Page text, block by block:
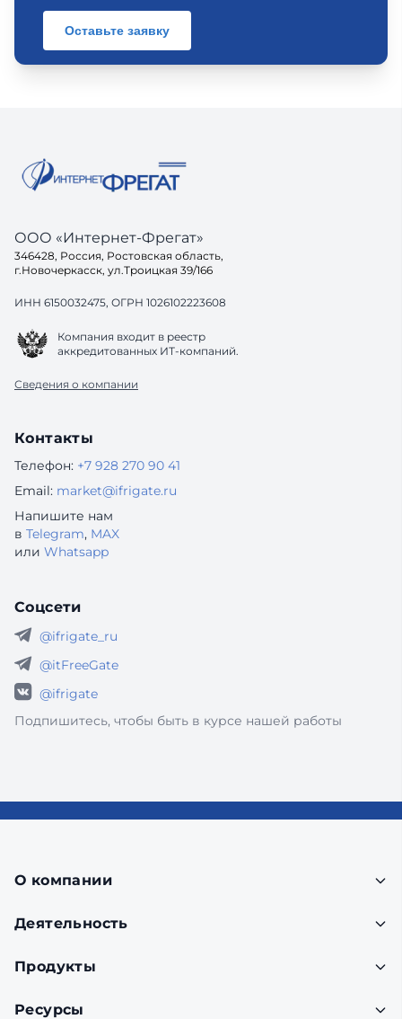
Оставьте заявку
ООО «Интернет-Фрегат»
346428, Россия, Ростовская область,
г.Новочеркасск, ул.Троицкая 39/166
ИНН 6150032475, ОГРН 1026102223608
Компания входит в реестр
аккредитованных ИТ-компаний.
Сведения о компании
Контакты
Телефон: +7 928 270 90 41
Email: market@ifrigate.ru
Напишите нам
в Telegram, MAX
или Whatsapp
Соцсети
@ifrigate_ru
@itFreeGate
@ifrigate
Подпишитесь, чтобы быть в курсе нашей работы
О компании
Деятельность
Продукты
Ресурсы